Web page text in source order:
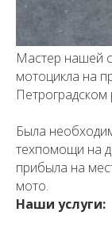
Мастер нашей
мотоцикла на
Петроградском
Была
техпомощи на
прибыла на
мото.
Наши услуги: